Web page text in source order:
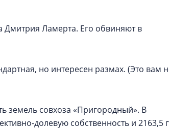
Дмитрия Ламерта. Его обвиняют в
но интересен размах. (Это вам
земель совхоза «Пригородный». В
долевую собственность и 2163,5
один центр
Петербурга